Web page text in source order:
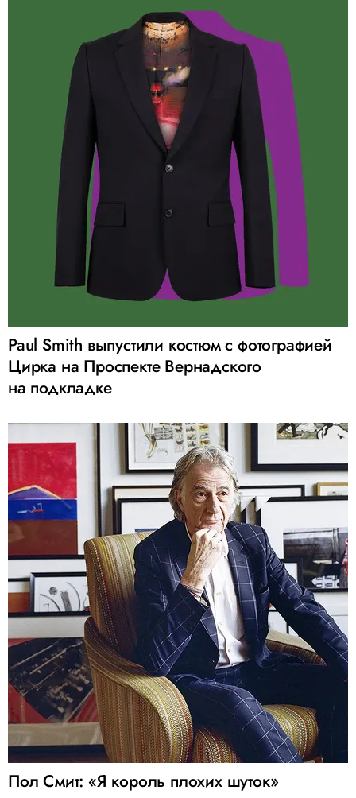
Paul Smith выпустили костюм с фотографией
Цирка на Проспекте Вернадского
на подкладке
Пол Смит: «Я король плохих шуток»